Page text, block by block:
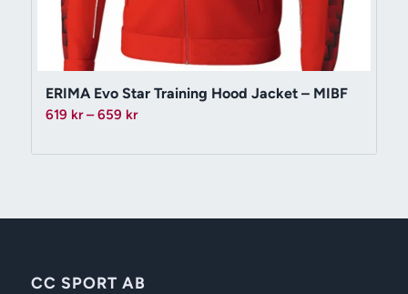
ERIMA Evo Star Training Hood Jacket – MIBF
619 kr – 659 krPrisintervall:
till
CC SPORT AB